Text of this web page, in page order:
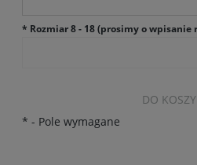
* Rozmiar 8 - 18 (prosimy o wpisanie
DO
* - Pole wymagane